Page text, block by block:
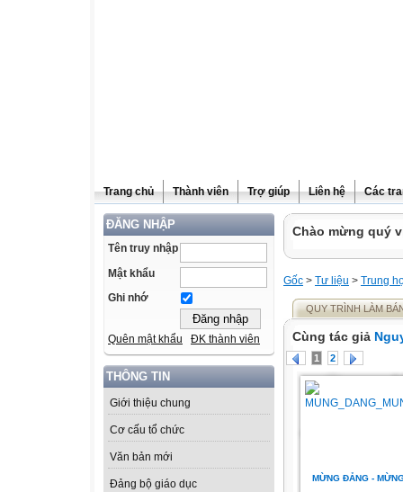
Trang chủ Thành viên Trợ giúp Liên hệ Các
ĐĂNG NHẬP
Tên truy nhập
Mật khẩu
Ghi nhớ
Quên mật khẩu ĐK thành viên
THÔNG TIN
Giới thiệu chung
Cơ cấu tổ chức
Văn bản mới
Đảng bộ giáo dục
Chào mừng quý
Gốc > Tư liệu > Trung
QUY TRÌNH LÀM
Cùng tác giả
1 2
MỪNG ĐẢNG -